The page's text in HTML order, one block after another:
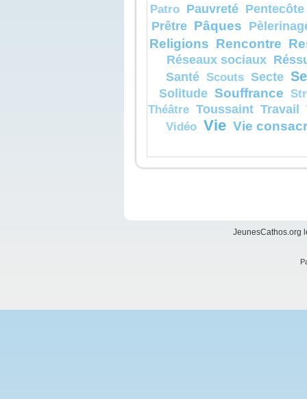
–
Patro Pauvreté Pentecôte
Prêtre Pâques
Religions Rencontre
Réseaux sociaux
Santé Scouts Secte
Solitude Souffrance
Théâtre Toussaint Travail
Vidéo Vie Vie
JeunesCathos.org